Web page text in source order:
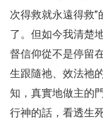
神同在
傳道者的
使徒保羅的神學體
智慧與悟性
從轄
"如何"
屬靈人的
神蹟系列
愚蠢系
耶和華是引導我的
次得救就永遠得救
了。但如今我清楚
督信仰從不是停留
生跟隨祂、效法祂
知，真實地做主的
行神的話，看透生